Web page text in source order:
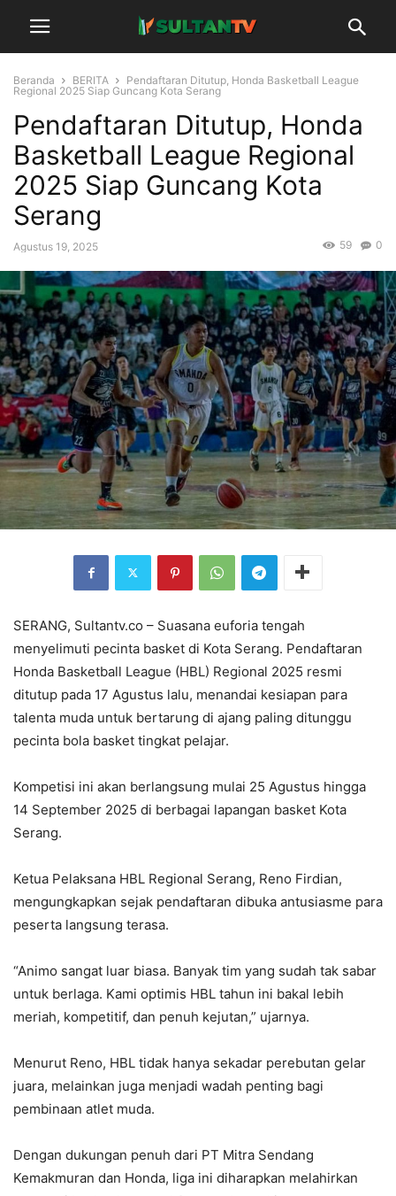
Beranda BERITA
Pendaftaran Ditutup, Honda Basketball League
Regional 2025 Siap Guncang Kota Serang
Pendaftaran Ditutup, Honda
Basketball League Regional
2025 Siap Guncang Kota
Serang
Agustus 19, 2025 0
59
SERANG, Sultantv.co – Suasana euforia tengah
menyelimuti pecinta basket di Kota Serang. Pendaftaran
Honda Basketball League (HBL) Regional 2025 resmi
ditutup pada 17 Agustus lalu, menandai kesiapan para
talenta muda untuk bertarung di ajang paling ditunggu
pecinta bola basket tingkat pelajar.
Kompetisi ini akan berlangsung mulai 25 Agustus hingga
14 September 2025 di berbagai lapangan basket Kota
Serang.
Ketua Pelaksana HBL Regional Serang, Reno Firdian,
mengungkapkan sejak pendaftaran dibuka antusiasme para
peserta langsung terasa.
“Animo sangat luar biasa. Banyak tim yang sudah tak sabar
untuk berlaga. Kami optimis HBL tahun ini bakal lebih
meriah, kompetitif, dan penuh kejutan,” ujarnya.
Menurut Reno, HBL tidak hanya sekadar perebutan gelar
juara, melainkan juga menjadi wadah penting bagi
pembinaan atlet muda.
Dengan dukungan penuh dari PT Mitra Sendang
Kemakmuran dan Honda, liga ini diharapkan melahirkan